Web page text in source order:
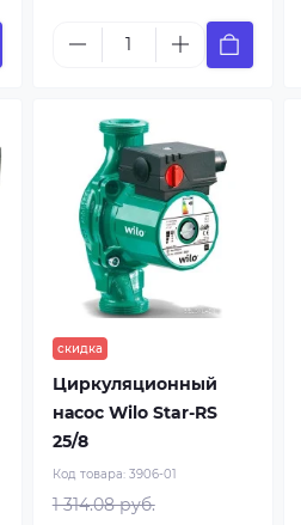
скидка
Циркуляционный
насос Wilo Star-RS
25/8
Код товара: 3906-01
1 314.08 руб.